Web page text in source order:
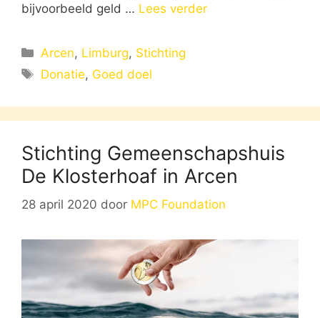
bijvoorbeeld geld … Lees verder
Categorieën
Arcen, Limburg, Stichting
Tags
Donatie, Goed doel
Stichting Gemeenschapshuis
De Klosterhoaf in Arcen
28 april 2020 door MPC Foundation